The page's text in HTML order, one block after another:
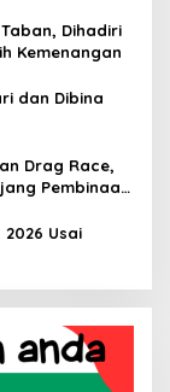
Dihadiri
Kemenangan
dan Dibina
Drag Race,
Pembinaan
Usai